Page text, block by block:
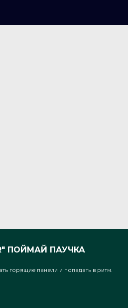
ПОЙМАЙ ПАУЧКА
горящие панели и попадать в ритм.